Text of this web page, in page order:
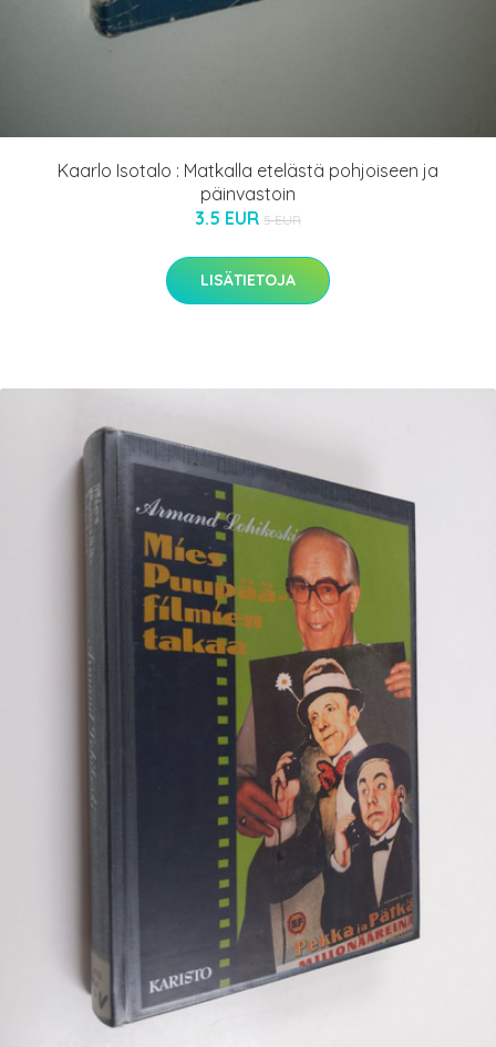
Kaarlo Isotalo : Matkalla etelästä pohjoiseen ja
päinvastoin
3.5 EUR 5 EUR
LISÄTIETOJA